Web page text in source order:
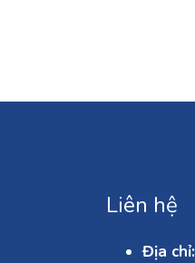
Liên hệ
Địa chỉ: